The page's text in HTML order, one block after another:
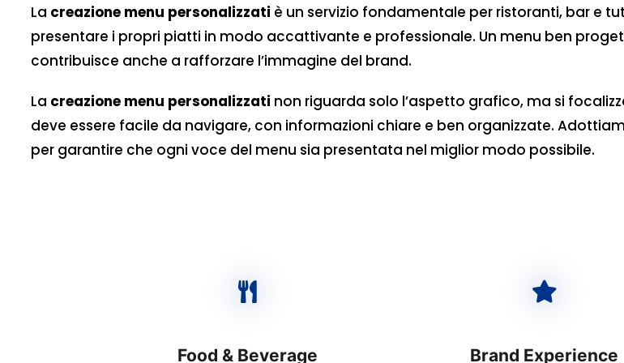
La creazione menu personalizzati è un servizio fondamentale per ristoranti, bar e
presentare i propri piatti in modo accattivante e professionale. Un menu ben
contribuisce anche a rafforzare l’immagine del brand.
La creazione menu personalizzati non riguarda solo l’aspetto grafico, ma si
deve essere facile da navigare, con informazioni chiare e ben organizzate.
per garantire che ogni voce del menu sia presentata nel miglior modo possibile.
Food & Beverage Brand Experience